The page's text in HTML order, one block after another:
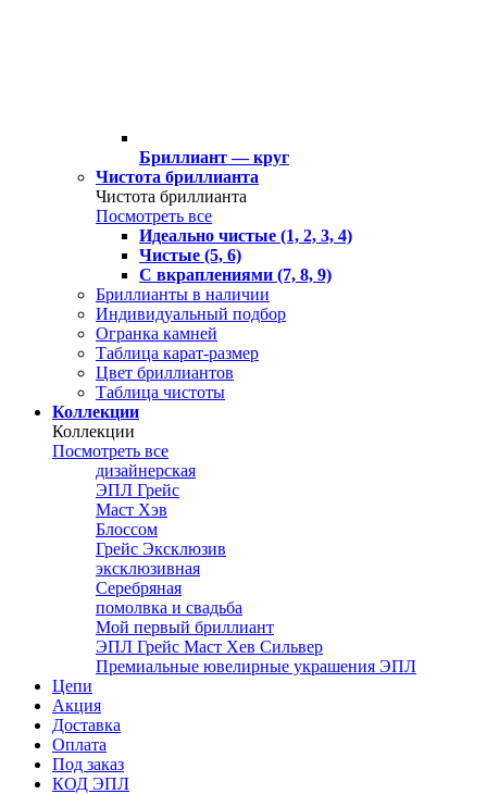
Бриллиант — круг
Чистота бриллианта
Чистота бриллианта
Посмотреть все
Идеально чистые (1, 2, 3, 4)
Чистые (5, 6)
С вкраплениями (7, 8, 9)
Бриллианты в наличии
Индивидуальный подбор
Огранка камней
Таблица карат-размер
Цвет бриллиантов
Таблица чистоты
Коллекции
Коллекции
Посмотреть все
дизайнерская
ЭПЛ Грейс
Маст Хэв
Блоссом
Грейс Эксклюзив
эксклюзивная
Серебряная
помолвка и свадьба
Мой первый бриллиант
ЭПЛ Грейс Маст Хев Сильвер
Премиальные ювелирные украшения ЭПЛ
Цепи
Акция
Доставка
Оплата
Под заказ
КОД ЭПЛ